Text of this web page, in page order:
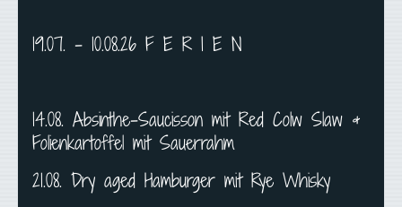
19.07. - 10.08.26 F E R I E N
14.08. Absinthe-Saucisson mit Red Colw Slaw &
Folienkartoffel mit Sauerrahm
21.08. Dry aged Hamburger mit Rye Whisky